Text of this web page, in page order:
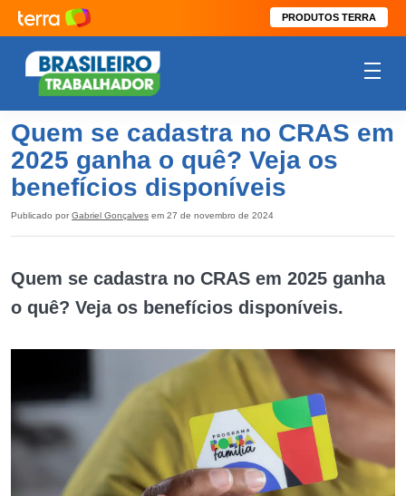
PRODUTOS TERRA
Quem se cadastra no CRAS em
2025 ganha o quê? Veja os
benefícios disponíveis
Publicado por Gabriel Gonçalves em 27 de novembro de 2024
Quem se cadastra no CRAS em 2025 ganha
o quê? Veja os benefícios disponíveis.